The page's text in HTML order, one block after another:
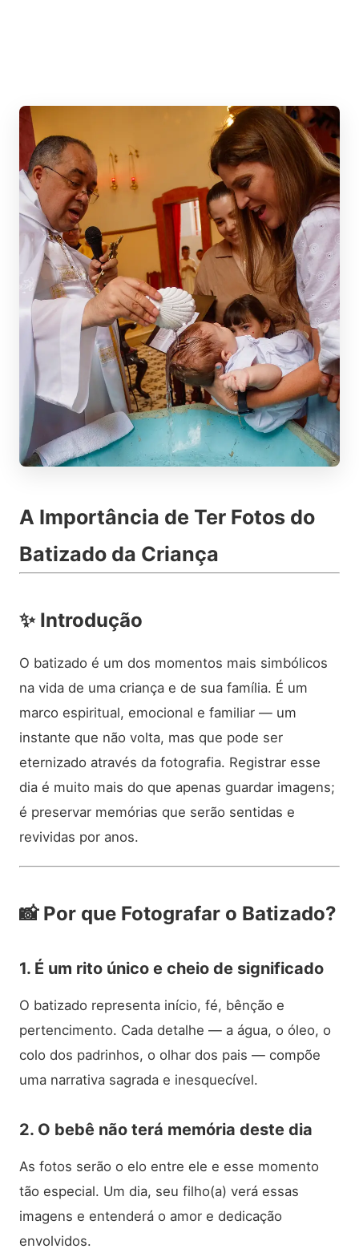
A Importância de Ter Fotos do
Batizado da Criança
✨ Introdução
O batizado é um dos momentos mais simbólicos
na vida de uma criança e de sua família. É um
marco espiritual, emocional e familiar — um
instante que não volta, mas que pode ser
eternizado através da fotografia. Registrar esse
dia é muito mais do que apenas guardar imagens;
é preservar memórias que serão sentidas e
revividas por anos.
📸 Por que Fotografar o Batizado?
1. É um rito único e cheio de significado
O batizado representa início, fé, bênção e
pertencimento. Cada detalhe — a água, o óleo, o
colo dos padrinhos, o olhar dos pais — compõe
uma narrativa sagrada e inesquecível.
2. O bebê não terá memória deste dia
As fotos serão o elo entre ele e esse momento
tão especial. Um dia, seu filho(a) verá essas
imagens e entenderá o amor e dedicação
envolvidos.